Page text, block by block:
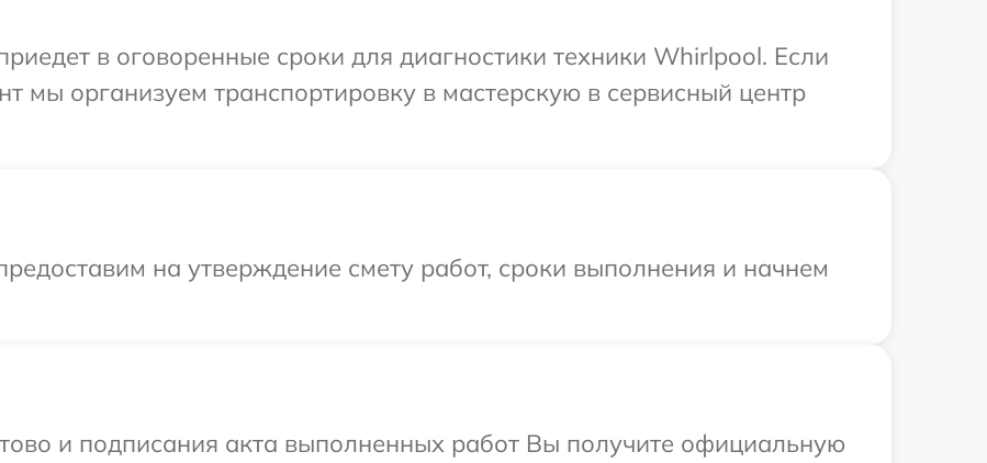
в оговоренные сроки для диагностики техники Whirlpool. Если
мы организуем транспортировку в мастерскую в сервисный центр
на утверждение смету работ, сроки выполнения и начнем
и подписания акта выполненных работ Вы получите официальную